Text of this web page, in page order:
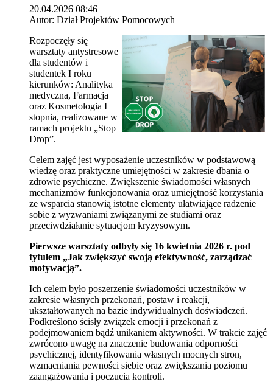
20.04.2026 08:46
Autor: Dział Projektów Pomocowych
Rozpoczęły się
warsztaty antystresowe
dla studentów i
studentek I roku
kierunków: Analityka
medyczna, Farmacja
oraz Kosmetologia I
stopnia, realizowane w
ramach projektu „Stop
Drop”.
Celem zajęć jest wyposażenie uczestników w podstawową
wiedzę oraz praktyczne umiejętności w zakresie dbania o
zdrowie psychiczne. Zwiększenie świadomości własnych
mechanizmów funkcjonowania oraz umiejętność korzystania
ze wsparcia stanowią istotne elementy ułatwiające radzenie
sobie z wyzwaniami związanymi ze studiami oraz
przeciwdziałanie sytuacjom kryzysowym.
Pierwsze warsztaty odbyły się 16 kwietnia 2026 r. pod
tytułem „Jak zwiększyć swoją efektywność, zarządzać
motywacją”.
Ich celem było poszerzenie świadomości uczestników w
zakresie własnych przekonań, postaw i reakcji,
ukształtowanych na bazie indywidualnych doświadczeń.
Podkreślono ścisły związek emocji i przekonań z
podejmowaniem bądź unikaniem aktywności. W trakcie zajęć
zwrócono uwagę na znaczenie budowania odporności
psychicznej, identyfikowania własnych mocnych stron,
wzmacniania pewności siebie oraz zwiększania poziomu
zaangażowania i poczucia kontroli.